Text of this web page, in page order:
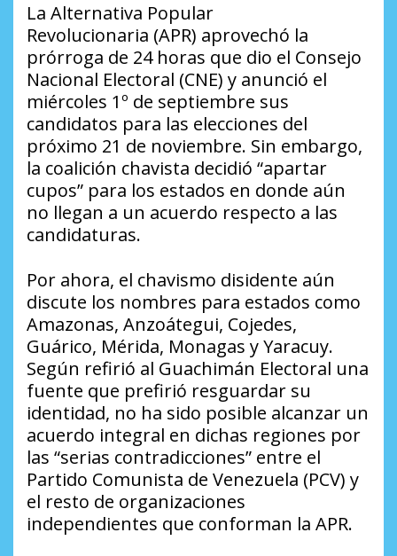
La Alternativa Popular
Revolucionaria (APR) aprovechó la
prórroga de 24 horas que dio el Consejo
Nacional Electoral (CNE) y anunció el
miércoles 1º de septiembre sus
candidatos para las elecciones del
próximo 21 de noviembre. Sin embargo,
la coalición chavista decidió “apartar
cupos” para los estados en donde aún
no llegan a un acuerdo respecto a las
candidaturas.
Por ahora, el chavismo disidente aún
discute los nombres para estados como
Amazonas, Anzoátegui, Cojedes,
Guárico, Mérida, Monagas y Yaracuy.
Según refirió al Guachimán Electoral una
fuente que prefirió resguardar su
identidad, no ha sido posible alcanzar un
acuerdo integral en dichas regiones por
las “serias contradicciones” entre el
Partido Comunista de Venezuela (PCV) y
el resto de organizaciones
independientes que conforman la APR.